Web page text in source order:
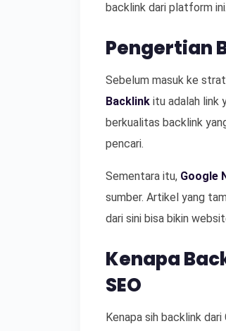
backlink dari platform ini.
Pengertian
Sebelum masuk ke
Backlink itu adalah link
berkualitas backlink
pencari.
Sementara itu, Google
sumber. Artikel yang
dari sini bisa bikin
Kenapa
SEO
Kenapa sih backlink